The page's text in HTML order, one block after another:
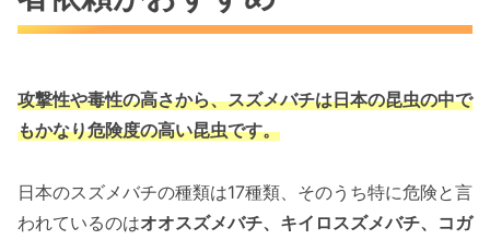
攻撃性や毒性の高さから、スズメバチは日本の昆虫の中で
もかなり危険度の高い昆虫です。
日本のスズメバチの種類は17種類、そのうち特に危険と言
われているのはオオスズメバチ、キイロスズメバチ、コガ